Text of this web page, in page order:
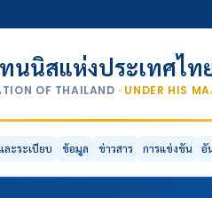
นนิสแห่งประเทศไ
OF THAILAND · UNDER HIS
ละระเบียบ ข้อมูล ข่าวสาร การแข่งขัน อั